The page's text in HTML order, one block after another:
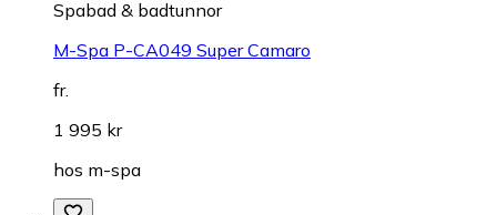
Spabad & badtunnor
M-Spa P-CA049 Super Camaro
fr.
1 995 kr
hos m-spa